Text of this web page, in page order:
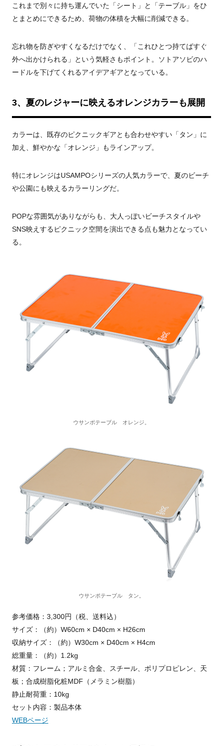
これまで別々に持ち運んでいた「シート」と「テーブル」をひ
とまとめにできるため、荷物の体積を大幅に削減できる。
忘れ物を防ぎやすくなるだけでなく、「これひとつ持てばすぐ
外へ出かけられる」という気軽さもポイント。ソトアソビのハ
ードルを下げてくれるアイデアギアとなっている。
3、夏のレジャーに映えるオレンジカラーも展開
カラーは、既存のピクニックギアとも合わせやすい「タン」に
加え、鮮やかな「オレンジ」もラインアップ。
特にオレンジはUSAMPOシリーズの人気カラーで、夏のビーチ
や公園にも映えるカラーリングだ。
POPな雰囲気がありながらも、大人っぽいビーチスタイルや
SNS映えするピクニック空間を演出できる点も魅力となってい
る。
ウサンポテーブル オレンジ。
ウサンポテーブル タン。
参考価格：3,300円（税、送料込）
サイズ：（約）W60cm × D40cm × H26cm
収納サイズ：（約）W30cm × D40cm × H4cm
総重量：（約）1.2kg
材質：フレーム；アルミ合金、スチール、ポリプロピレン、天
板；合成樹脂化粧MDF（メラミン樹脂）
静止耐荷重：10kg
セット内容：製品本体
WEBページ